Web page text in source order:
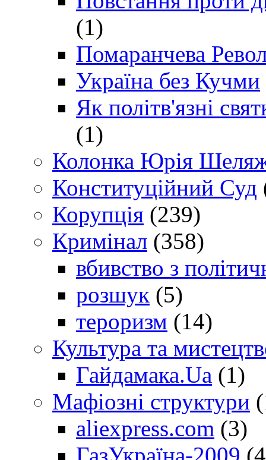
(1)
Помаранчева
Україна без Кучми
Як політв'язні
(1)
Колонка Юрія
Конституційний Суд
Корупція (239)
Кримінал (358)
вбивство з
розшук (5)
тероризм (14)
Культура та
Гайдамака.Ua (1)
Мафіозні структури
aliexpress.com (3)
ГазУкраїна-2009